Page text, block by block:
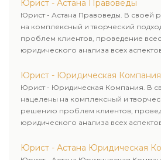
Юрист - Астана Правоведы
Юрист - Астана Правоведы. В своей
на комплексный и творческий
проблем клиентов, проведение
юридического анализа всех
Юрист - Юридическая Компания
Юрист - Юридическая Компания. В
нацелены на комплексный и
решению проблем клиентов,
юридического анализа всех
Юрист - Астана Юридическая